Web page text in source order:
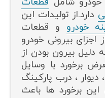
دارد.از تولیدات این
خودرو و قطعات
اجزای بیرونی خودرو
بیرون بودن از
برخورد با وسایل
، درب پارکینگ
برخورد ها باعث